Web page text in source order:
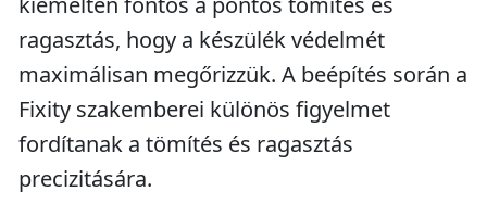
ragasztás, hogy a készülék védelmét
maximálisan megőrizzük. A beépítés során a
Fixity szakemberei különös figyelmet
fordítanak a tömítés és ragasztás
precizitására.